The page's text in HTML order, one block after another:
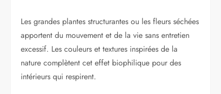
Les grandes plantes structurantes ou les fleurs séchées
apportent du mouvement et de la vie sans entretien
excessif. Les couleurs et textures inspirées de la
nature complètent cet effet biophilique pour des
intérieurs qui respirent.